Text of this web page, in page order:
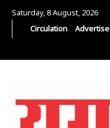
Saturday, 8 August, 2026
Circulation
Advertise